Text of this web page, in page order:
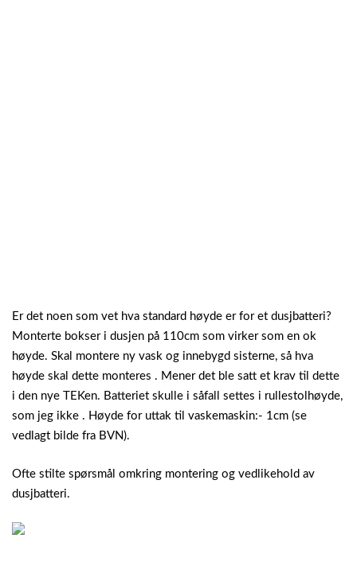
Er det noen som vet hva standard høyde er for et dusjbatteri?
Monterte bokser i dusjen på 110cm som virker som en ok
høyde. Skal montere ny vask og innebygd sisterne, så hva
høyde skal dette monteres . Mener det ble satt et krav til dette
i den nye TEKen. Batteriet skulle i såfall settes i rullestolhøyde,
som jeg ikke . Høyde for uttak til vaskemaskin:- 1cm (se
vedlagt bilde fra BVN).
Ofte stilte spørsmål omkring montering og vedlikehold av
dusjbatteri.